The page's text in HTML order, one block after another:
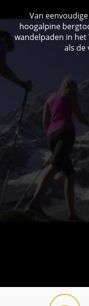
Van
hoogalpine
wandelpaden in het
als de